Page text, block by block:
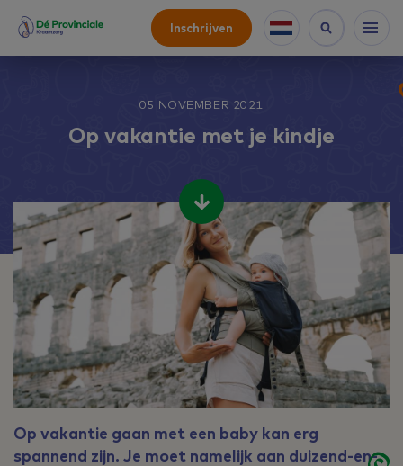
Inschrijven
05 NOVEMBER 2021
Op vakantie met je kindje
Op vakantie gaan met een baby kan erg
spannend zijn. Je moet namelijk aan duizend-en-